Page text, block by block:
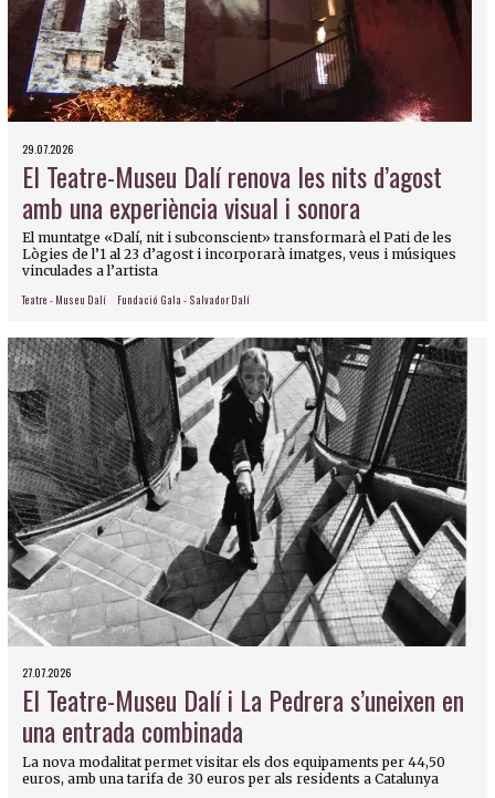
29.07.2026
El Teatre-Museu Dalí renova les nits d’agost
amb una experiència visual i sonora
El muntatge «Dalí, nit i subconscient» transformarà el Pati de les
Lògies de l’1 al 23 d’agost i incorporarà imatges, veus i músiques
vinculades a l’artista
Teatre - Museu Dalí Fundació Gala - Salvador Dalí
27.07.2026
El Teatre-Museu Dalí i La Pedrera s’uneixen en
una entrada combinada
La nova modalitat permet visitar els dos equipaments per 44,50
euros, amb una tarifa de 30 euros per als residents a Catalunya